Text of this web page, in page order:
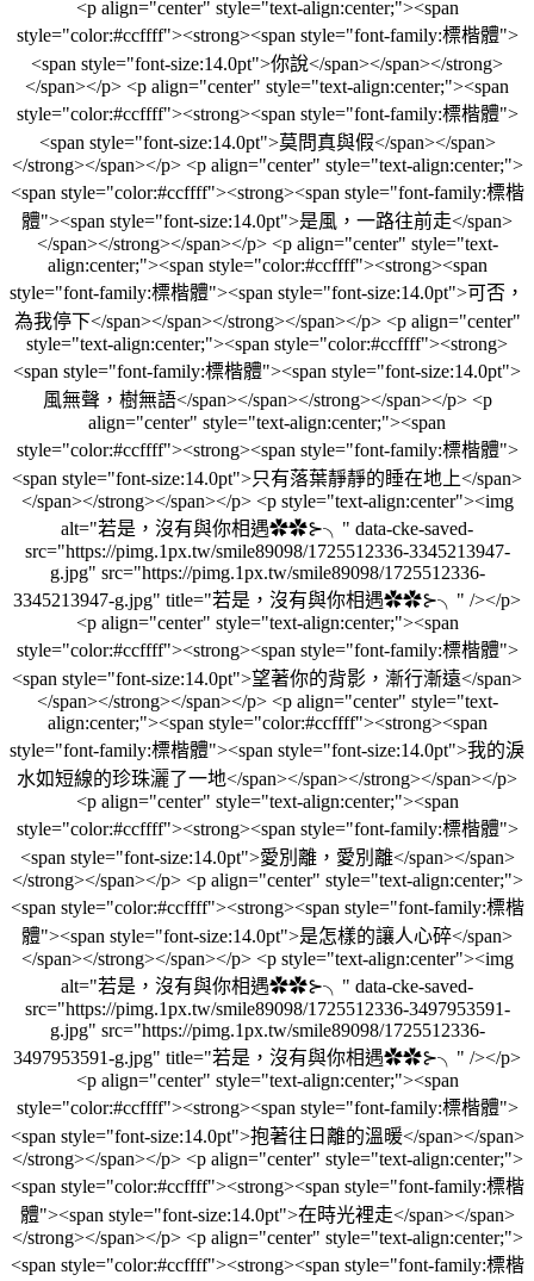
<p align="center" style="text-align:center;"><span
style="color:#ccffff"><strong><span style="font-family:標楷體">
<span style="font-size:14.0pt">你說</span></span></strong>
</span></p> <p align="center" style="text-align:center;"><span
style="color:#ccffff"><strong><span style="font-family:標楷體">
<span style="font-size:14.0pt">莫問真與假</span></span>
</strong></span></p> <p align="center" style="text-align:center;">
<span style="color:#ccffff"><strong><span style="font-family:標楷
體"><span style="font-size:14.0pt">是風，一路往前走</span>
</span></strong></span></p> <p align="center" style="text-
align:center;"><span style="color:#ccffff"><strong><span
style="font-family:標楷體"><span style="font-size:14.0pt">可否，
為我停下</span></span></strong></span></p> <p align="center"
style="text-align:center;"><span style="color:#ccffff"><strong>
<span style="font-family:標楷體"><span style="font-size:14.0pt">
風無聲，樹無語</span></span></strong></span></p> <p
align="center" style="text-align:center;"><span
style="color:#ccffff"><strong><span style="font-family:標楷體">
<span style="font-size:14.0pt">只有落葉靜靜的睡在地上</span>
</span></strong></span></p> <p style="text-align:center"><img
alt="若是，沒有與你相遇✿✿⊱╮" data-cke-saved-
src="https://pimg.1px.tw/smile89098/1725512336-3345213947-
g.jpg" src="https://pimg.1px.tw/smile89098/1725512336-
3345213947-g.jpg" title="若是，沒有與你相遇✿✿⊱╮" /></p>
<p align="center" style="text-align:center;"><span
style="color:#ccffff"><strong><span style="font-family:標楷體">
<span style="font-size:14.0pt">望著你的背影，漸行漸遠</span>
</span></strong></span></p> <p align="center" style="text-
align:center;"><span style="color:#ccffff"><strong><span
style="font-family:標楷體"><span style="font-size:14.0pt">我的淚
水如短線的珍珠灑了一地</span></span></strong></span></p>
<p align="center" style="text-align:center;"><span
style="color:#ccffff"><strong><span style="font-family:標楷體">
<span style="font-size:14.0pt">愛別離，愛別離</span></span>
</strong></span></p> <p align="center" style="text-align:center;">
<span style="color:#ccffff"><strong><span style="font-family:標楷
體"><span style="font-size:14.0pt">是怎樣的讓人心碎</span>
</span></strong></span></p> <p style="text-align:center"><img
alt="若是，沒有與你相遇✿✿⊱╮" data-cke-saved-
src="https://pimg.1px.tw/smile89098/1725512336-3497953591-
g.jpg" src="https://pimg.1px.tw/smile89098/1725512336-
3497953591-g.jpg" title="若是，沒有與你相遇✿✿⊱╮" /></p>
<p align="center" style="text-align:center;"><span
style="color:#ccffff"><strong><span style="font-family:標楷體">
<span style="font-size:14.0pt">抱著往日離的溫暖</span></span>
</strong></span></p> <p align="center" style="text-align:center;">
<span style="color:#ccffff"><strong><span style="font-family:標楷
體"><span style="font-size:14.0pt">在時光裡走</span></span>
</strong></span></p> <p align="center" style="text-align:center;">
<span style="color:#ccffff"><strong><span style="font-family:標楷